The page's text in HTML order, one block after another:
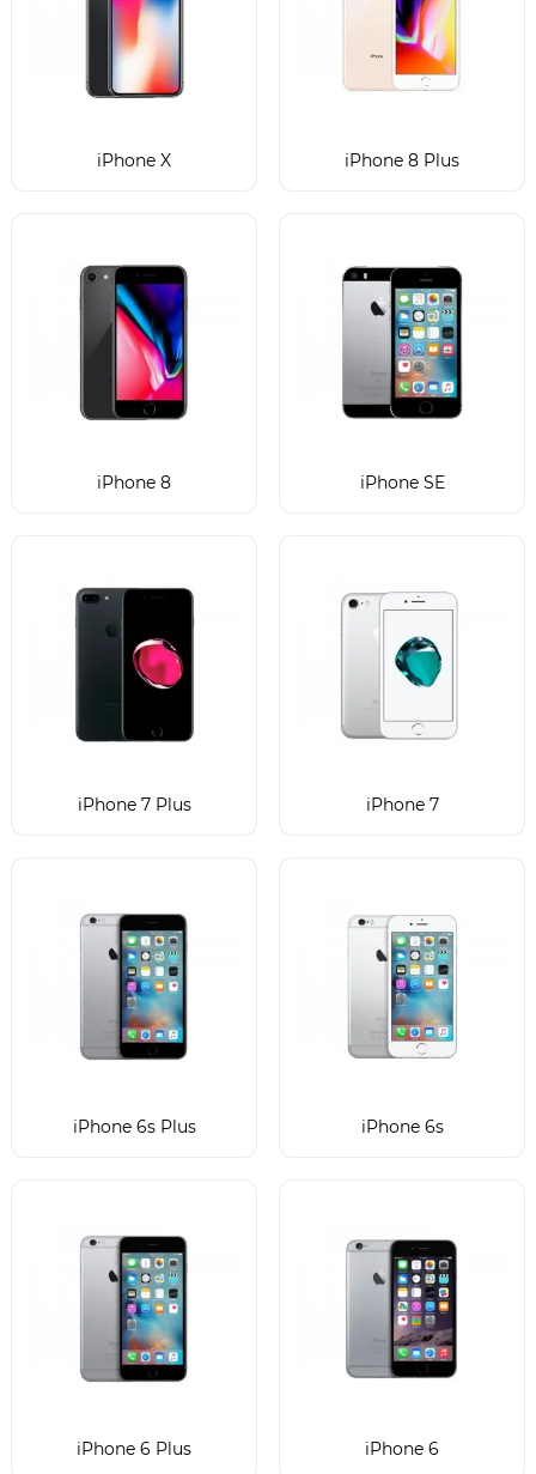
iPhone X iPhone 8 Plus
iPhone 8 iPhone SE
iPhone 7 Plus iPhone 7
iPhone 6s Plus iPhone 6s
iPhone 6 Plus iPhone 6